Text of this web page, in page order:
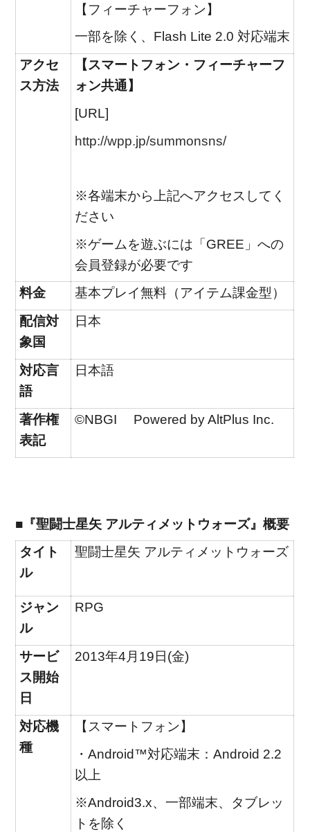
【フィーチャーフォン】
一部を除く、Flash Lite 2.0 対応端末
アクセ
ス方法
【スマートフォン・フィーチャーフ
ォン共通】
[URL]
http://wpp.jp/summonsns/
※各端末から上記へアクセスしてく
ださい
※ゲームを遊ぶには「GREE」への
会員登録が必要です
料金
基本プレイ無料（アイテム課金型）
配信対
象国
日本
対応言
語
日本語
著作権
表記
©NBGI Powered by AltPlus Inc.
■『聖闘士星矢 アルティメットウォーズ』概要
タイト
ル
聖闘士星矢 アルティメットウォーズ
ジャン
ル
RPG
サービ
ス開始
日
2013年4月19日(金)
対応機
種
【スマートフォン】
・Android™対応端末：Android 2.2
以上
※Android3.x、一部端末、タブレッ
トを除く